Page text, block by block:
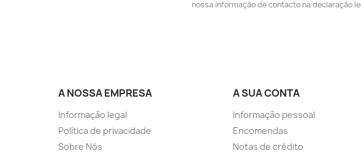
nossa informação de contacto na declaração
A NOSSA EMPRESA
Informação legal
Política de privacidade
Sobre Nós
A SUA CONTA
Informação pessoal
Encomendas
Notas de crédito